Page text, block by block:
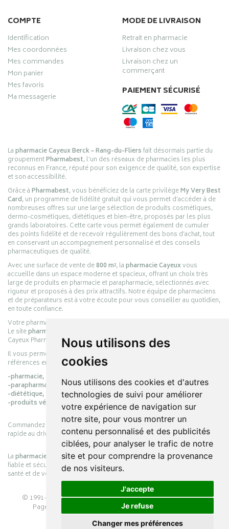
Nous utilisons des
cookies
Nous utilisons des cookies et d'autres
technologies de suivi pour améliorer
votre expérience de navigation sur
notre site, pour vous montrer un
contenu personnalisé et des publicités
ciblées, pour analyser le trafic de notre
site et pour comprendre la provenance
de nos visiteurs.
J'accepte
Je refuse
Changer mes préférences
COMPTE
Identification
Mes coordonnées
Mes commandes
Mon panier
Mes favoris
Ma messagerie
MODE DE LIVRAISON
Retrait en pharmacie
Livraison chez vous
Livraison chez un
commerçant
PAIEMENT SÉCURISÉ
Lapharmacie Cayeux Berck – Rang-du-Fliersfait désormais partie du
groupementPharmabest, l’un des réseaux de pharmacies les plus
reconnus en France, réputé pour son exigence de qualité, son expertise
et son accessibilité.
Grâce àPharmabest, vous bénéficiez de la carte privilègeMy Very Best
Card, un programme de fidélité gratuit qui vous permet d’accéder à de
nombreuses offres sur une large sélection de produits cosmétiques,
dermo-cosmétiques, diététiques et bien-être, proposés par les plus
grands laboratoires. Cette carte vous permet également de cumuler
des points fidélité et de recevoir régulièrement des bons d’achat, tout
en conservant un accompagnement personnalisé et des conseils
pharmaceutiques de qualité.
Avec une surface de vente de800 m², lapharmacie Cayeuxvous
accueille dans un espace moderne et spacieux, offrant un choix très
large de produits en pharmacie et parapharmacie, sélectionnés avec
rigueur et proposés à des prix attractifs. Notre équipe de pharmaciens
et de préparateurs est à votre écoute pour vous conseiller au quotidien,
en toute confiance.
Votre pharmacie en ligne :
Le sitepharmacie-cayeux.fr
Cayeux Pharmabest Berck-sur-Mer – Rang-du-Fliers.
Il vous permet de réaliser vos achats en ligne parmi des milliers de
références en :
-pharmacie,
-parapharmacie,
-diététique,
-produits vétérinaires.
Commandez simplement vos produits en ligne et choisissez le retrait
rapide au drive ou la livraison à domicile, en toute simplicité.
Lapharmacie Cayeuxs’engage à vous offrir une expérience pratique,
fiable et sécurisée, en officine comme en ligne, au service de votre
santé et de votre bien-être.
© 1991-2026PHARMACIE CAYEUX– Tous droits réservés –
Page mise à jour le 03/08/2026 –Pharmacie en ligne
Apotekisto